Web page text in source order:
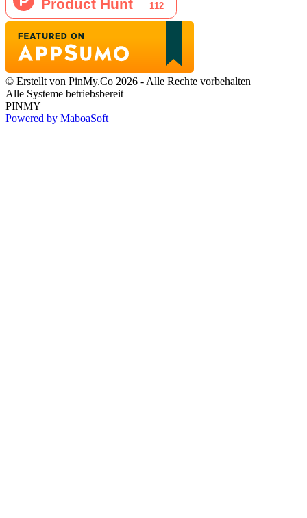
© Erstellt von PinMy.Co 2026 - Alle Rechte vorbehalten
Alle Systeme betriebsbereit
PINMY
Powered by MaboaSoft